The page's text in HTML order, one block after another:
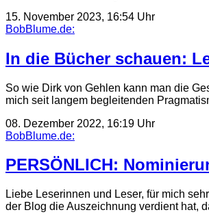
15. November 2023, 16:54 Uhr
BobBlume.de:
In die Bücher schauen:
So wie Dirk von Gehlen kann man die
mich seit langem begleitenden
08. Dezember 2022, 16:19 Uhr
BobBlume.de:
PERSÖNLICH:
Liebe Leserinnen und Leser, für mich
der Blog die Auszeichnung verdient hat,